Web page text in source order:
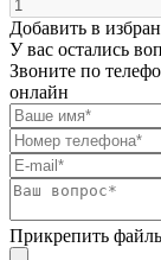
Добавить в
У вас остались
Звоните по
онлайн
Прикрепить